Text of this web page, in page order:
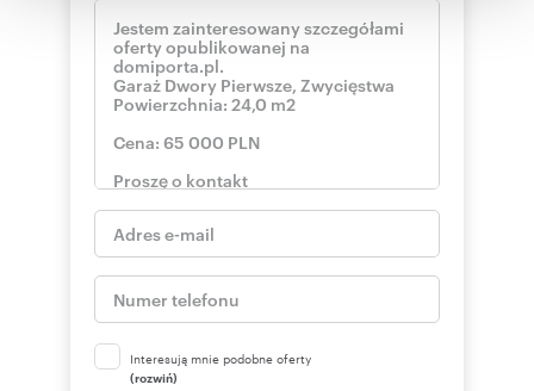
Interesują mnie podobne oferty
(rozwiń)